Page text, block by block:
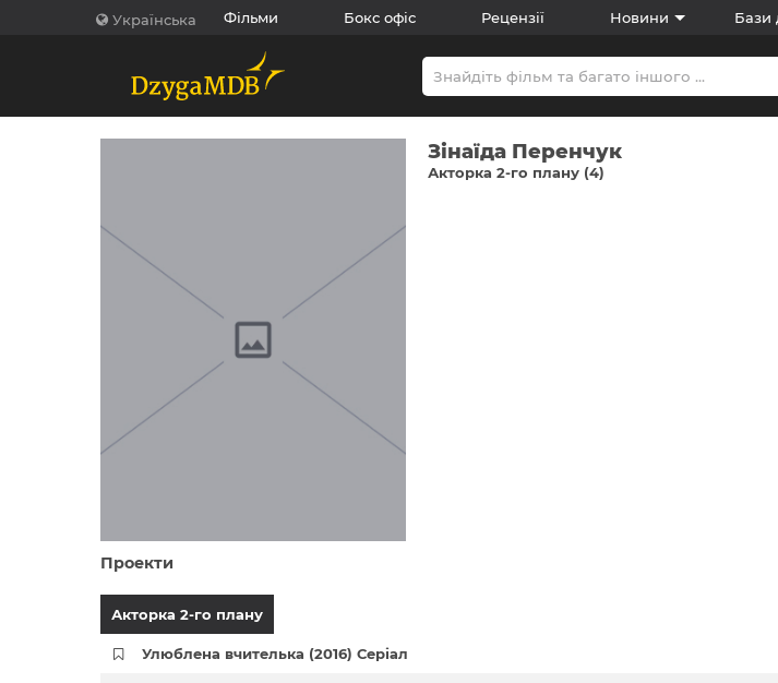
Українська Фільми Бокс офіс Рецензії Новини Бази
Зінаїда Перенчук
Акторка 2-го плану (4)
Проекти
Акторка 2-го плану
Улюблена вчителька (2016) Серіал